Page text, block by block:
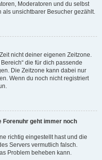
Moderatoren und du selbst
unsichtbarer Besucher gezählt.
nicht deiner eigenen Zeitzone.
die für dich passende
Die Zeitzone kann dabei nur
Wenn du noch nicht registriert
Forenuhr geht immer noch
richtig eingestellt hast und die
Servers vermutlich falsch.
Problem beheben kann.